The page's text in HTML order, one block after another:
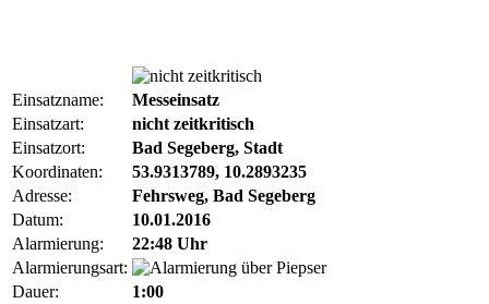
Einsatzname:
Messeinsatz
Einsatzart:
nicht zeitkritisch
Einsatzort:
Bad Segeberg, Stadt
Koordinaten:
53.9313789, 10.2893235
Adresse:
Fehrsweg, Bad Segeberg
Datum:
10.01.2016
Alarmierung:
22:48 Uhr
Alarmierungsart:
Dauer:
1:00